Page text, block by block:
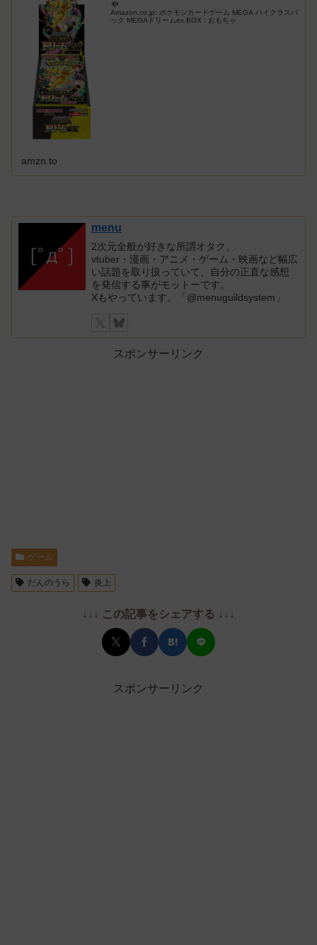
ゃ
Amazon.co.jp: ポケモンカードゲーム MEGA ハイクラスパ
ック MEGAドリームex BOX : おもちゃ
amzn.to
menu
2次元全般が好きな所謂オタク。
vtuber・漫画・アニメ・ゲーム・映画など幅広
い話題を取り扱っていて、自分の正直な感想
を発信する事がモットーです。
Xもやっています。「@menuguildsystem」
スポンサーリンク
ゲーム
だんのうら 炎上
↓↓↓ この記事をシェアする ↓↓↓
スポンサーリンク